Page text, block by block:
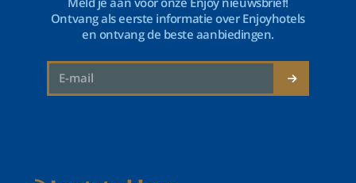
Ontvang als eerste informatie over Enjoyhotels
en ontvang de beste aanbiedingen.